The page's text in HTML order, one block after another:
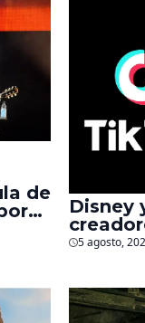
de
Disney
5 agosto,